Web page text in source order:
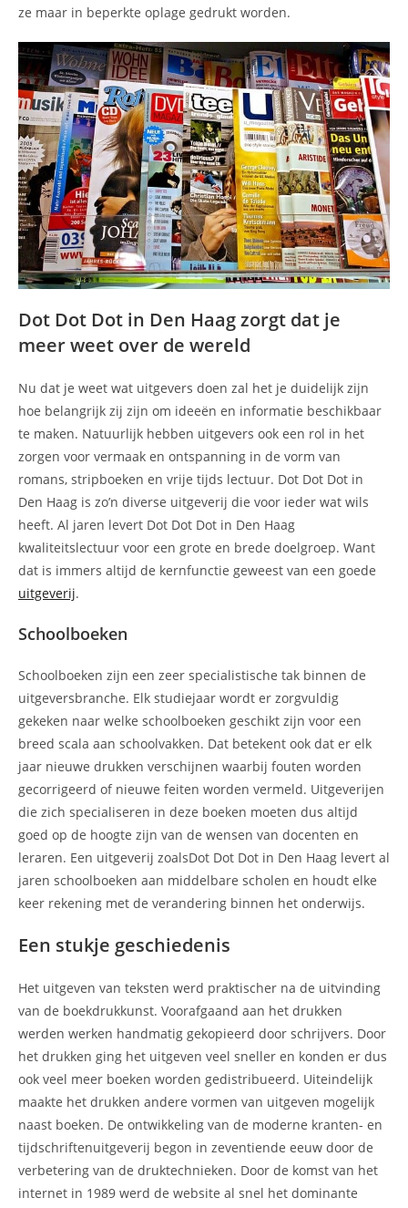
ze maar in beperkte oplage gedrukt worden.
Dot Dot Dot in Den Haag zorgt dat je
meer weet over de wereld
Nu dat je weet wat uitgevers doen zal het je duidelijk zijn
hoe belangrijk zij zijn om ideeën en informatie beschikbaar
te maken. Natuurlijk hebben uitgevers ook een rol in het
zorgen voor vermaak en ontspanning in de vorm van
romans, stripboeken en vrije tijds lectuur. Dot Dot Dot in
Den Haag is zo’n diverse uitgeverij die voor ieder wat wils
heeft. Al jaren levert Dot Dot Dot in Den Haag
kwaliteitslectuur voor een grote en brede doelgroep. Want
dat is immers altijd de kernfunctie geweest van een goede
uitgeverij.
Schoolboeken
Schoolboeken zijn een zeer specialistische tak binnen de
uitgeversbranche. Elk studiejaar wordt er zorgvuldig
gekeken naar welke schoolboeken geschikt zijn voor een
breed scala aan schoolvakken. Dat betekent ook dat er elk
jaar nieuwe drukken verschijnen waarbij fouten worden
gecorrigeerd of nieuwe feiten worden vermeld. Uitgeverijen
die zich specialiseren in deze boeken moeten dus altijd
goed op de hoogte zijn van de wensen van docenten en
leraren. Een uitgeverij zoalsDot Dot Dot in Den Haag levert al
jaren schoolboeken aan middelbare scholen en houdt elke
keer rekening met de verandering binnen het onderwijs.
Een stukje geschiedenis
Het uitgeven van teksten werd praktischer na de uitvinding
van de boekdrukkunst. Voorafgaand aan het drukken
werden werken handmatig gekopieerd door schrijvers. Door
het drukken ging het uitgeven veel sneller en konden er dus
ook veel meer boeken worden gedistribueerd. Uiteindelijk
maakte het drukken andere vormen van uitgeven mogelijk
naast boeken. De ontwikkeling van de moderne kranten- en
tijdschriftenuitgeverij begon in zeventiende eeuw door de
verbetering van de druktechnieken. Door de komst van het
internet in 1989 werd de website al snel het dominante